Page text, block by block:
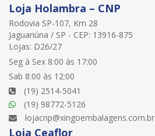
Loja Holambra – CNP
Rodovia SP-107, Km 28
Jaguariúna / SP - CEP: 13916-875
Lojas: D26/27
Seg à Sex 8:00 às 17:00
Sab 8:00 às 12:00
(19) 2514-5041
(19) 98772-5126
lojacnp@xingoembalagens.com.br
Loja Ceaflor